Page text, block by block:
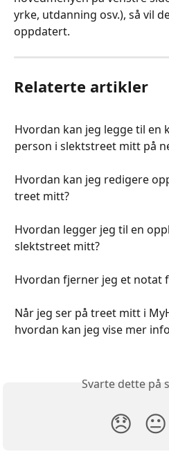
yrke, utdanning osv.), så vil
oppdatert.​​ ​​​​​​
Relaterte artikler
Hvordan kan jeg legge til en
person i slektstreet mitt på
Hvordan kan jeg redigere
treet mitt?
Hvordan legger jeg til en
slektstreet mitt?
Hvordan fjerner jeg et notat
Når jeg ser på treet mitt i
hvordan kan jeg vise mer
Svarte dette på
😞 😐